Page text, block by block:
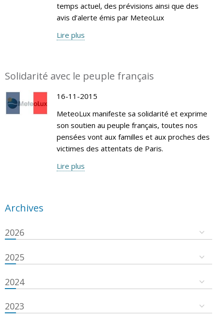
temps actuel, des prévisions ainsi que des
avis d’alerte émis par MeteoLux
Lire plus
Solidarité avec le peuple français
16-11-2015
MeteoLux manifeste sa solidarité et exprime
son soutien au peuple français, toutes nos
pensées vont aux familles et aux proches des
victimes des attentats de Paris.
Lire plus
Archives
2026
2025
2024
2023